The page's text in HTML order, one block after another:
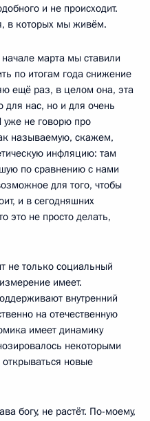
и не происходит.
в которых мы живём.
марта мы ставили
по итогам года снижение
ещё раз, в целом она, эта
для нас, но и для очень
уже не говорю про
называемую, скажем,
инфляцию: там
по сравнению с нами
для того, чтобы
и в сегодняшних
это не просто делать,
не только социальный
имеет.
внутренний
на отечественную
имеет динамику
некоторыми
открываться новые
богу, не растёт. По-моему,